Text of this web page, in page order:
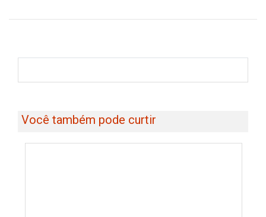
Você também pode curtir